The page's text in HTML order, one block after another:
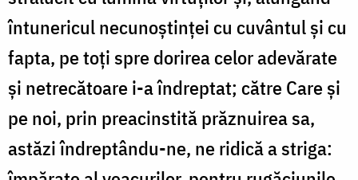
întunericul necunoștinței cu cuvântul şi cu
fapta, pe toţi spre dorirea celor adevărate
şi netrecătoare i-a îndreptat; către Care şi
pe noi, prin prea­cinstită prăznuirea sa,
astăzi îndreptându-ne, ne ridică a striga: